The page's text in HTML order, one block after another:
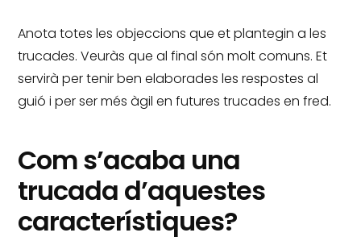
Anota totes les objeccions que et plantegin a les
trucades.Veuràs que al final són molt comuns.Et
servirà per tenir ben elaborades les respostes al
guió i per ser més àgil en futures trucades en fred.
Com s’acaba una
trucada d’aquestes
característiques?